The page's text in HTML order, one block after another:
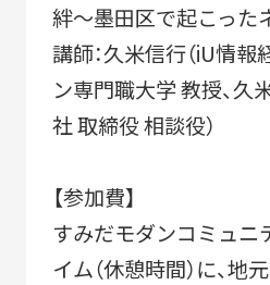
NEWS
絆～墨田区で起こった
講師：久米信行（iU情
ン専門職大学 教授、久
社 取締役 相談役）
【参加費】
すみだモダンコミュニ
イム（休憩時間）に、地